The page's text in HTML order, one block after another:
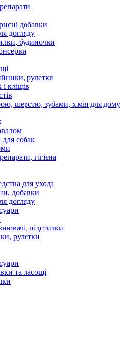
добавки
догляду
будиночки
рулетки
і кліщів
шерстю, зубами, хімія для дому
собак
гігієна
для ухода
добавки
догляду
підстилки
рулетки
та ласощі